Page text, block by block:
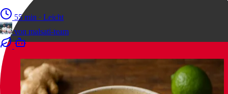
55 min · Leicht
von malsati-team